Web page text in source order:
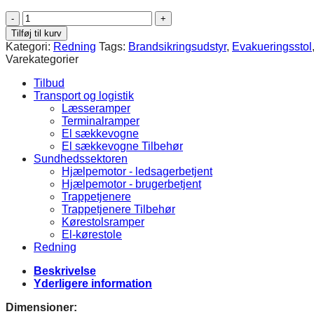
EV-
4000
evakueringsstol
antal
Tilføj til kurv
Kategori: Redning Tags: Brandsikringsudstyr, Evakueringsstol ,
Varekategorier
Tilbud
Transport og logistik
Læsseramper
Terminalramper
El sækkevogne
El sækkevogne Tilbehør
Sundhedssektoren
Hjælpemotor - ledsagerbetjent
Hjælpemotor - brugerbetjent
Trappetjenere
Trappetjenere Tilbehør
Kørestolsramper
El-kørestole
Redning
Beskrivelse
Yderligere information
Dimensioner: